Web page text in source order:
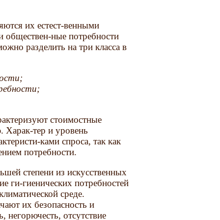
их естест-венными
обществен-ные потребности
разделить на три класса в
стоимостные
Харак-тер и уровень
ками спроса, так как
потребности.
степени из искусственных
ги-гиенических потребностей
среде.
их безопасность и
негорючесть, отсутствие